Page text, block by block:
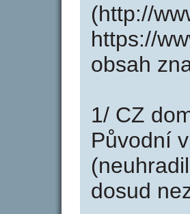
(http://
https://
obsah
1/ CZ
Původní
dosud